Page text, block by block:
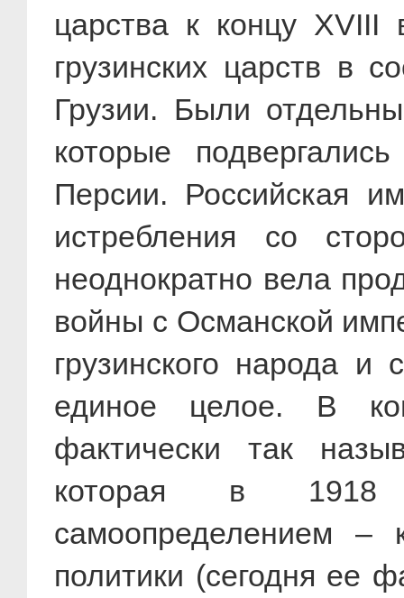
царства к концу
грузинских царств в
Грузии. Были
которые
Персии. Российская
истребления со
неоднократно вела
войны с Османской
грузинского народа и
единое целое. В
фактически так
которая в 1918
самоопределением –
политики (сегодня ее